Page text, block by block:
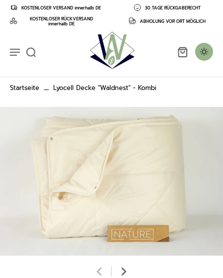
KOSTENLOSER VERSAND innerhalb DE
30 TAGE RÜCKGABERECHT
KOSTENLOSER RÜCKVERSAND
innerhalb DE ABHOLUNG VOR ORT MÖGLICH
Startseite Lyocell Decke "Waldnest" - Kombi
den